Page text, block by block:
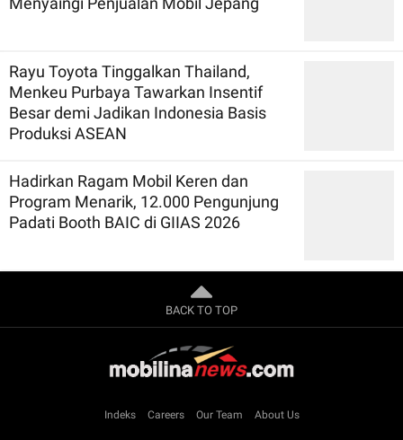
Rayu Toyota Tinggalkan Thailand,
Menkeu Purbaya Tawarkan Insentif
Besar demi Jadikan Indonesia Basis
Produksi ASEAN
Hadirkan Ragam Mobil Keren dan
Program Menarik, 12.000 Pengunjung
Padati Booth BAIC di GIIAS 2026
BACK TO TOP
Indeks Careers Our Team About Us